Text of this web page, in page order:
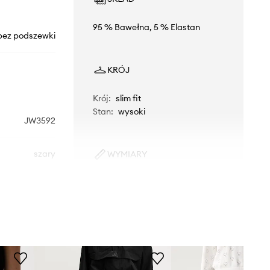
podszewki
JW3592
szary
95 % Bawełna, 5 % Elastan
KRÓJ
Krój: slim fit
Stan: wysoki
WYMIARY
Tabela rozmiarów